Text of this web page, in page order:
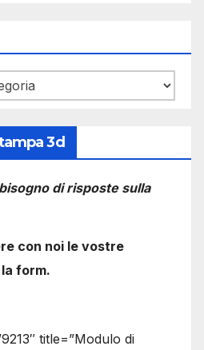
3d
di risposte sulla
con noi le vostre
form.
title=”Modulo di